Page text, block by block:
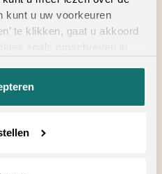
kunt u uw voorkeuren
te klikken, gaat u akkoord